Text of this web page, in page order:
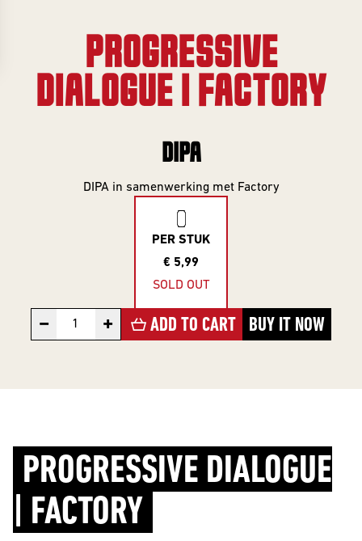
SERIES
Great Minds
Of Hops
Piece of Cake
Editions
BEER
STYLES
All Styles
overview
About
Frontaal
PROGRESSIVE
DIALOGUE | FACTORY
DIPA
DIPA in samenwerking met Factory
PER STUK
€ 5,99
SOLD OUT
− + ADD TO CART BUY IT NOW
PROGRESSIVE DIALOGUE
| FACTORY